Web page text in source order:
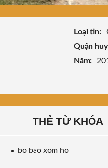
Loại tin:
Quận
Năm:
THẺ TỪ KHÓA
bo bao xom ho